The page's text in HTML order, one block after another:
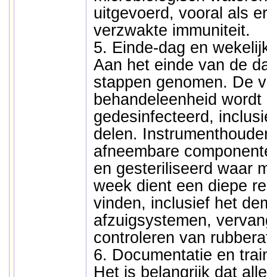
uitgevoerd, vooral als
verzwakte immuniteit.
5. Einde-dag en
Aan het einde van de
stappen genomen. De
behandeleenheid wordt
gedesinfecteerd,
delen.
afneembare
en gesteriliseerd waar
week dient een diepe
vinden, inclusief het
afzuigsystemen,
controleren van
6. Documentatie en
Het is belangrijk dat